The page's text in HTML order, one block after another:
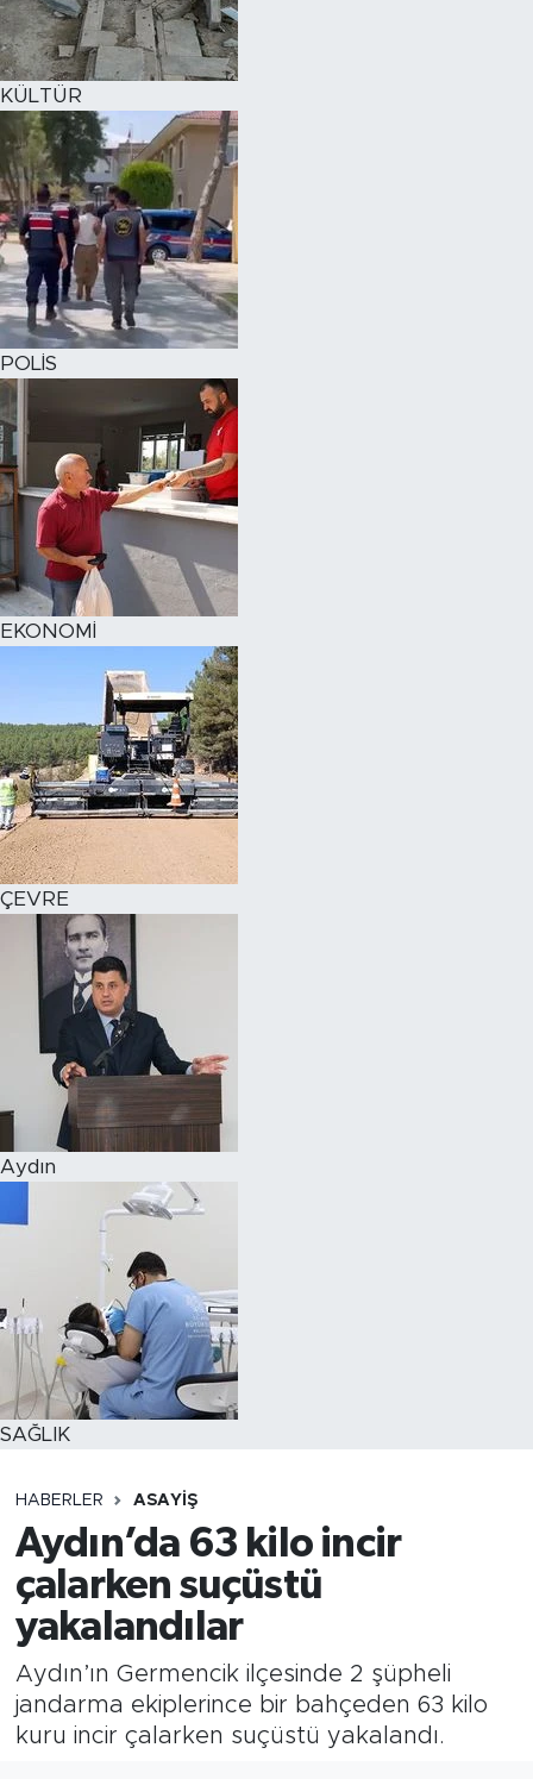
KÜLTÜR
POLİS
EKONOMİ
ÇEVRE
Aydın
SAĞLIK
HABERLER ASAYİŞ
Aydın’da 63 kilo incir
çalarken suçüstü
yakalandılar
Aydın’ın Germencik ilçesinde 2 şüpheli
jandarma ekiplerince bir bahçeden 63 kilo
kuru incir çalarken suçüstü yakalandı.